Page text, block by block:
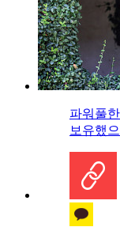
파워풀
보유했으